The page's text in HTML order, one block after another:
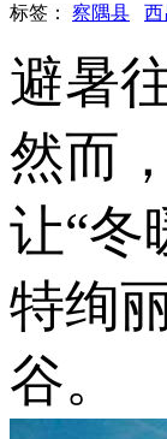
标签： 察隅县 西
避暑
然而
让“冬
特绚
谷。